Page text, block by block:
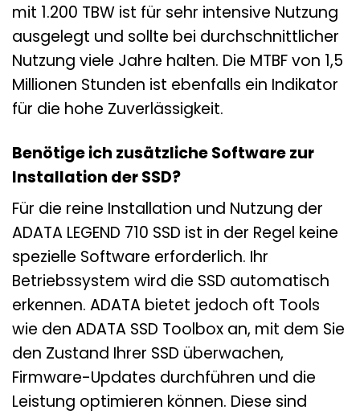
mit 1.200 TBW ist für sehr intensive Nutzung
ausgelegt und sollte bei durchschnittlicher
Nutzung viele Jahre halten. Die MTBF von 1,5
Millionen Stunden ist ebenfalls ein Indikator
für die hohe Zuverlässigkeit.
Benötige ich zusätzliche Software zur
Installation der SSD?
Für die reine Installation und Nutzung der
ADATA LEGEND 710 SSD ist in der Regel keine
spezielle Software erforderlich. Ihr
Betriebssystem wird die SSD automatisch
erkennen. ADATA bietet jedoch oft Tools
wie den ADATA SSD Toolbox an, mit dem Sie
den Zustand Ihrer SSD überwachen,
Firmware-Updates durchführen und die
Leistung optimieren können. Diese sind